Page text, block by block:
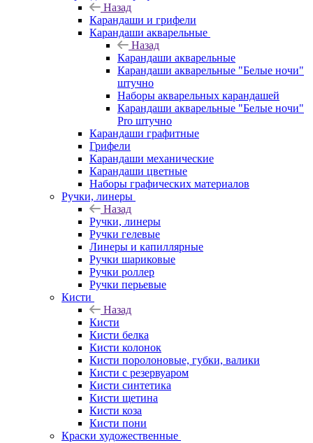
Назад
Карандаши и грифели
Карандаши акварельные
Назад
Карандаши акварельные
Карандаши акварельные "Белые ночи"
штучно
Наборы акварельных карандашей
Карандаши акварельные "Белые ночи"
Pro штучно
Карандаши графитные
Грифели
Карандаши механические
Карандаши цветные
Наборы графических материалов
Ручки, линеры
Назад
Ручки, линеры
Ручки гелевые
Линеры и капиллярные
Ручки шариковые
Ручки роллер
Ручки перьевые
Кисти
Назад
Кисти
Кисти белка
Кисти колонок
Кисти поролоновые, губки, валики
Кисти с резервуаром
Кисти синтетика
Кисти щетина
Кисти коза
Кисти пони
Краски художественные